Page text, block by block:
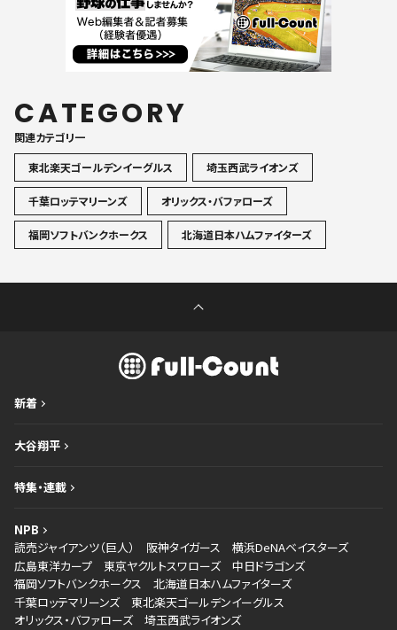
CATEGORY
関連カテゴリ一
東北楽天ゴールデンイーグルス
埼玉西武ライオンズ
千葉ロッテマリーンズ オリックス・バファローズ
福岡ソフトバンクホークス 北海道日本ハムファイターズ
新着
大谷翔平
特集・連載
NPB
読売ジャイアンツ（巨人）
阪神タイガース
横浜DeNAベイスターズ
広島東洋カープ
東京ヤクルトスワローズ
中日ドラゴンズ
福岡ソフトバンクホークス
北海道日本ハムファイターズ
千葉ロッテマリーンズ
東北楽天ゴールデンイーグルス
オリックス・バファローズ
埼玉西武ライオンズ